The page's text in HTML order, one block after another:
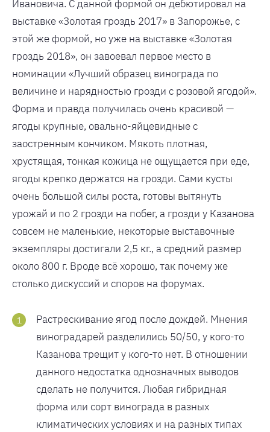
Ивановича. С данной формой он дебютировал на
выставке «Золотая гроздь 2017» в Запорожье, с
этой же формой, но уже на выставке «Золотая
гроздь 2018», он завоевал первое место в
номинации «Лучший образец винограда по
величине и нарядностью грозди с розовой ягодой».
Форма и правда получилась очень красивой —
ягоды крупные, овально-яйцевидные с
заостренным кончиком. Мякоть плотная,
хрустящая, тонкая кожица не ощущается при еде,
ягоды крепко держатся на грозди. Сами кусты
очень большой силы роста, готовы вытянуть
урожай и по 2 грозди на побег, а грозди у Казанова
совсем не маленькие, некоторые выставочные
экземпляры достигали 2,5 кг., а средний размер
около 800 г. Вроде всё хорошо, так почему же
столько дискуссий и споров на форумах.
Растрескивание ягод после дождей. Мнения
виноградарей разделились 50/50, у кого-то
Казанова трещит у кого-то нет. В отношении
данного недостатка однозначных выводов
сделать не получится. Любая гибридная
форма или сорт винограда в разных
климатических условиях и на разных типах